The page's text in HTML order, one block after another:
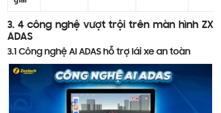
3. 4 công nghệ vượt trội trên màn hình ZX
ADAS
3.1 Công nghệ AI ADAS hỗ trợ lái xe an toàn